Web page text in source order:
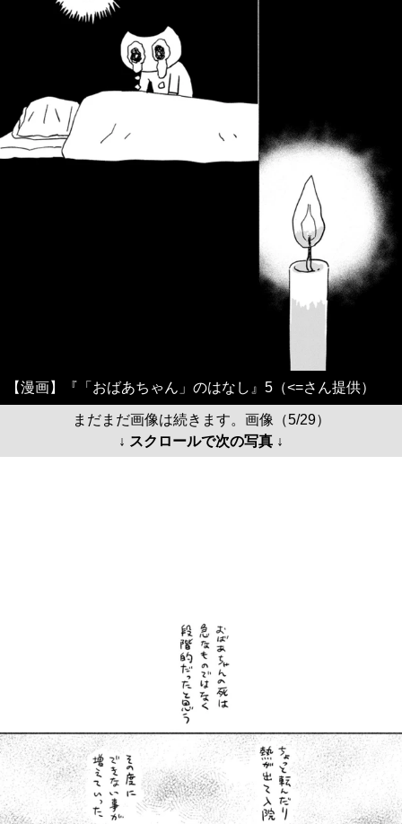
【漫画】『「おばあちゃん」のはなし』5（<=さん提供）
まだまだ画像は続きます。画像（5/29）
↓ スクロールで次の写真 ↓